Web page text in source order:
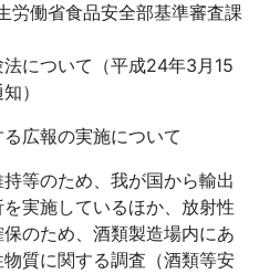
労働省食品安全部基準審査課
法について（平成24年3月15
）
広報の実施について
等のため、我が国から輸出
実施しているほか、放射性
のため、酒類製造場内にあ
質に関する調査（酒類等安